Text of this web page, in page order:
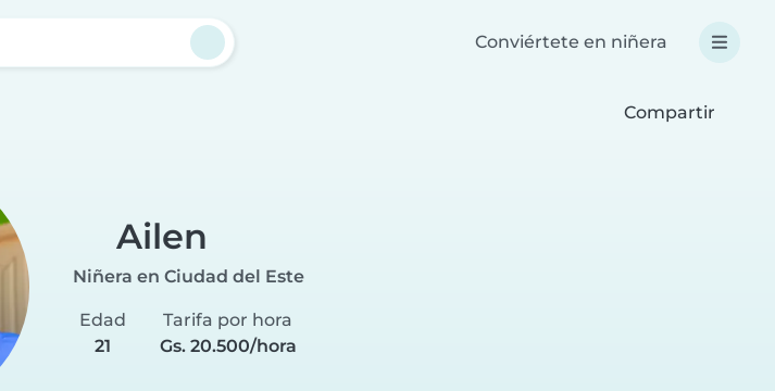
Conviértete en niñera
Compartir
Ailen
Niñera en Ciudad del Este
Edad
21
Tarifa por hora
Gs. 20.500/hora